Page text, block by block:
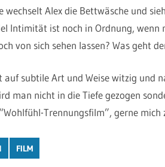
wechselt Alex die Bettwäsche und
Intimität ist noch in Ordnung,
von sich sehen lassen? Was geht
auf subtile Art und Weise witzig und
man nicht in die Tiefe gezogen
Trennungsfilm”, gerne
FILM